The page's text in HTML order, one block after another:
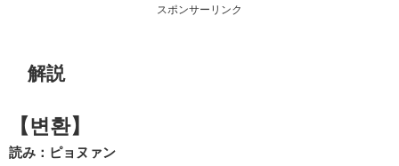
スポンサーリンク
解説
【변환】
読み：ピョヌァン